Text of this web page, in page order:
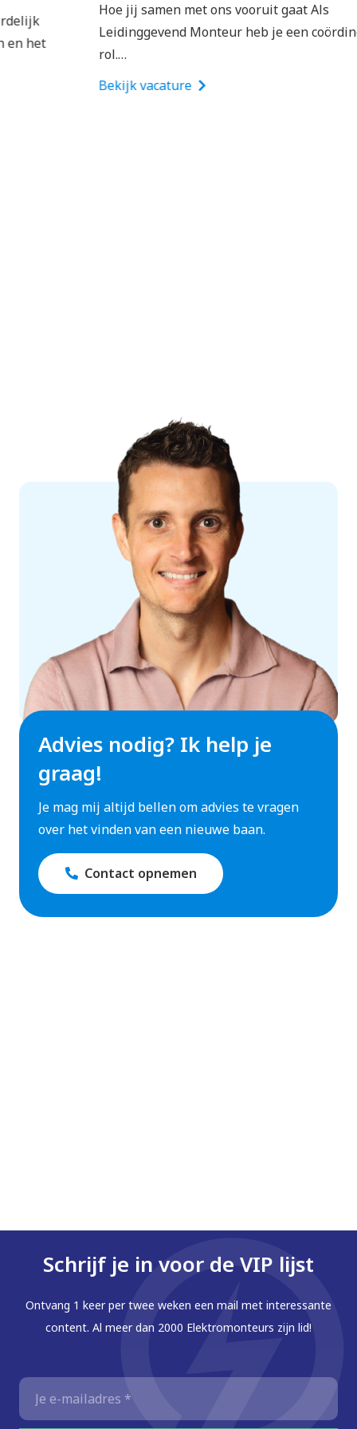
Hoe jij samen met ons vooruit gaat Als
Leidinggevend Monteur heb je een coördinerende
Bekijk vacature
Advies nodig? Ik help je
graag!
Je mag mij altijd bellen om advies te vragen
over het vinden van een nieuwe baan.
Contact opnemen
Schrijf je in voor de VIP lijst
Ontvang 1 keer per twee weken een mail met interessante
content. Al meer dan 2000 Elektromonteurs zijn lid!
E-
mailadres